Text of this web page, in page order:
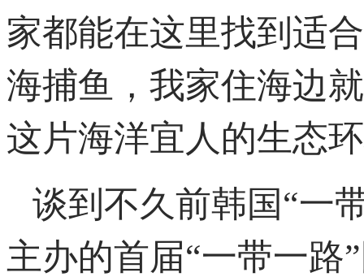
家都能在这里找到适
海捕鱼，我家住海边
这片海洋宜人的生态
谈到不久前韩国“一
主办的首届“一带一路